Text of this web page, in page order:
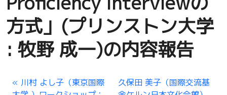
方式」(プリンストン大学
: 牧野 成一)の内容報告
川村 よし子（東京国際
久保田 美子（国際交流基